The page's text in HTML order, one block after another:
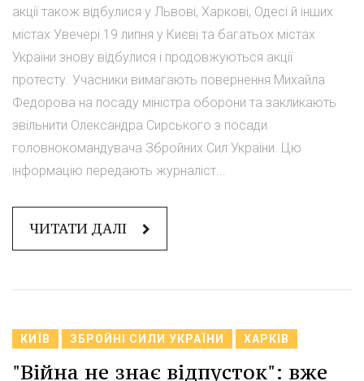
акції також відбулися у Львові, Харкові, Одесі й інших
містах Увечері 19 липня у Києві та багатьох містах
України знову відбулися і продовжуються акції
протесту. Учасники вимагають повернення Михайла
Федорова на посаду міністра оборони та закликають
звільнити Олександра Сирського з посади
головнокомандувача Збройних Сил України. Цю
інформацію передають журналіст...
ЧИТАТИ ДАЛІ
КИЇВ ЗБРОЙНІ СИЛИ УКРАЇНИ ХАРКІВ
"Війна не знає відпусток": вже